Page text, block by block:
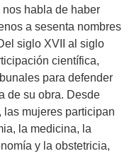
habla de haber
a sesenta nombres
siglo XVII al siglo
científica,
para defender
de su obra. Desde
las mujeres participan
la medicina, la
y la obstetricia,